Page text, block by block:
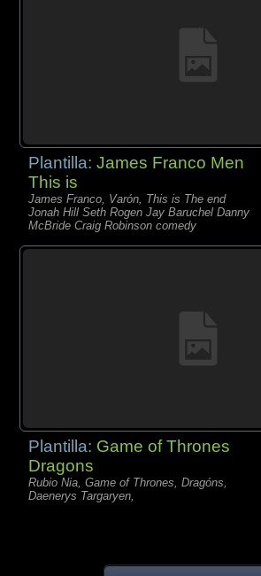
Plantilla:James Franco Men
This is
James Franco, Varón, This is The end
Jonah Hill Seth Rogen Jay Baruchel Danny
McBride Craig Robinson comedy
Plantilla: Game of Thrones
Dragons
Rubio Nia, Game of Thrones, Dragóns,
Daenerys Targaryen,